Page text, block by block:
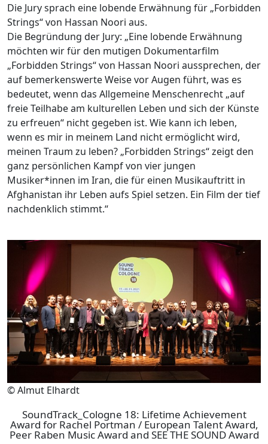
Die Jury sprach eine lobende Erwähnung für „Forbidden
Strings“ von Hassan Noori aus.
Die Begründung der Jury: „Eine lobende Erwähnung
möchten wir für den mutigen Dokumentarfilm
„Forbidden Strings“ von Hassan Noori aussprechen, der
auf bemerkenswerte Weise vor Augen führt, was es
bedeutet, wenn das Allgemeine Menschenrecht „auf
freie Teilhabe am kulturellen Leben und sich der Künste
zu erfreuen“ nicht gegeben ist. Wie kann ich leben,
wenn es mir in meinem Land nicht ermöglicht wird,
meinen Traum zu leben? „Forbidden Strings“ zeigt den
ganz persönlichen Kampf von vier jungen
Musiker*innen im Iran, die für einen Musikauftritt in
Afghanistan ihr Leben aufs Spiel setzen. Ein Film der tief
nachdenklich stimmt.“
© Almut Elhardt
SoundTrack_Cologne 18: Lifetime Achievement
Award for Rachel Portman / European Talent Award,
Peer Raben Music Award and SEE THE SOUND Award